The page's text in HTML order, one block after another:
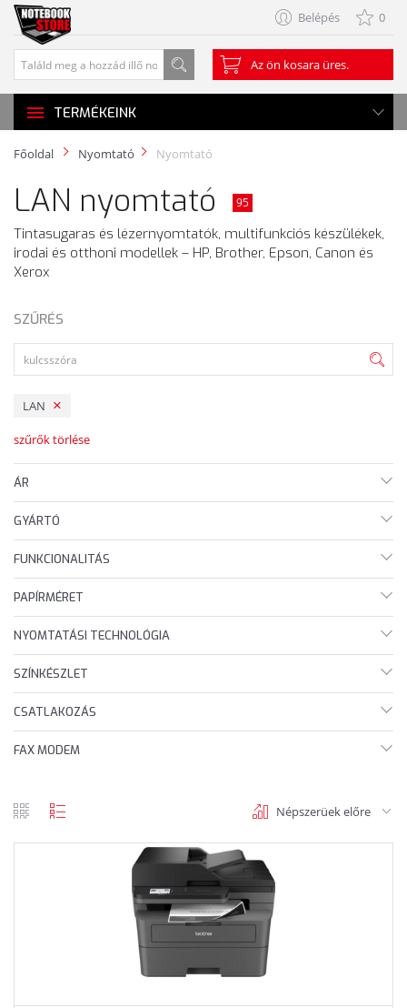
Belépés 0
Az ön kosara üres.
TERMÉKEINK
Főoldal Nyomtató Nyomtató
LAN nyomtató 95
Tintasugaras és lézernyomtatók, multifunkciós készülékek,
irodai és otthoni modellek – HP, Brother, Epson, Canon és
Xerox
SZŰRÉS
LAN
szűrők törlése
ÁR
GYÁRTÓ
FUNKCIONALITÁS
PAPÍRMÉRET
NYOMTATÁSI TECHNOLÓGIA
SZÍNKÉSZLET
CSATLAKOZÁS
FAX MODEM
Népszerüek előre